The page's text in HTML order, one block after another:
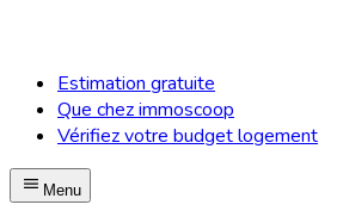
Estimation gratuite
Que chez immoscoop
Vérifiez votre budget logement
Menu